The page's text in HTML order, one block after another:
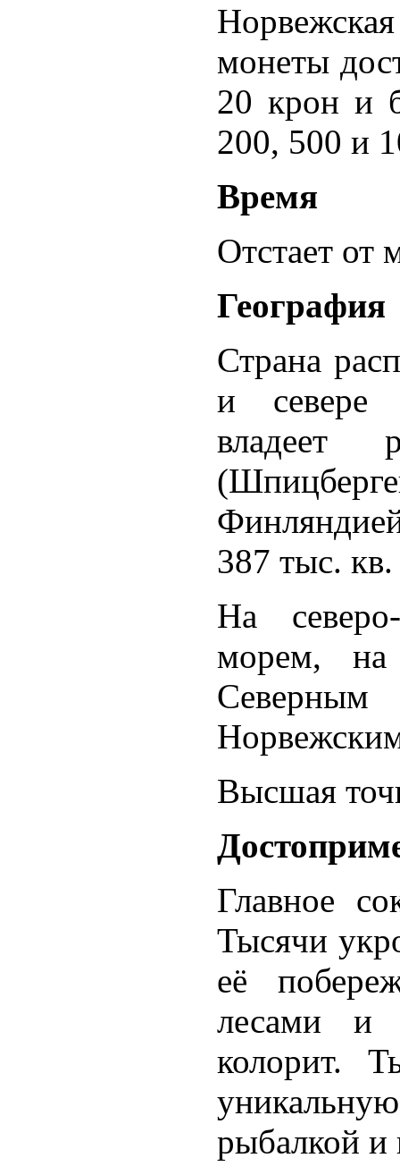
монеты
20 крон и
200, 500 и
Время
Отстает от
География
Страна
и севере
владеет
387 тыс.
На
морем,
Высшая
Главное
Тысячи
её
лесами и
колорит.
рыбалкой и